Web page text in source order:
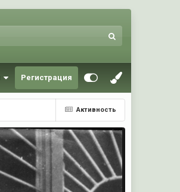
Регистрация
Активность